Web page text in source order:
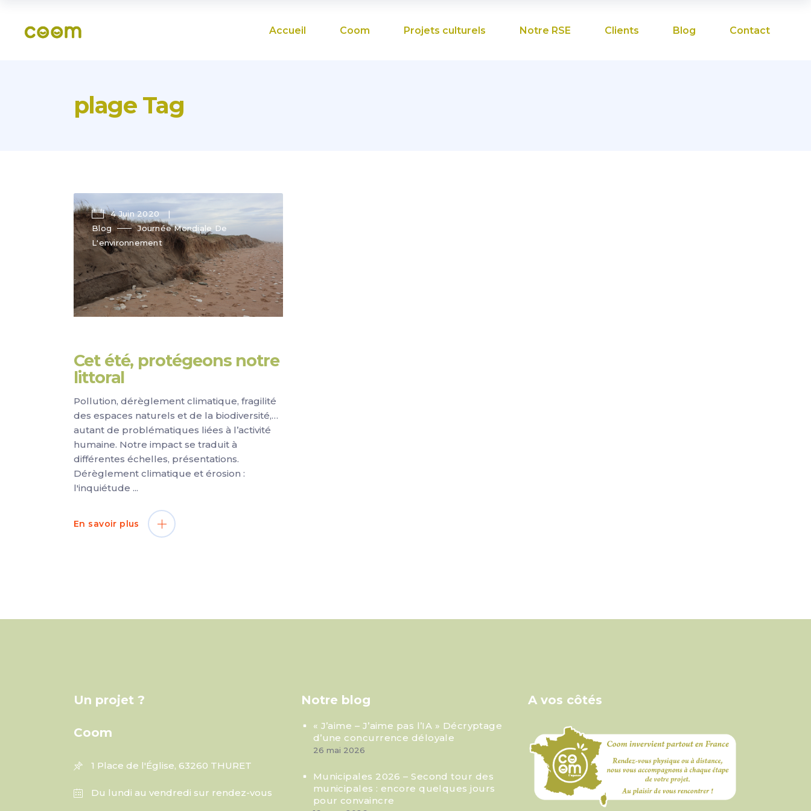
Accueil Coom Projets culturels Notre RSE Clients Blog Contact
plage Tag
4 Juin 2020
Blog
Journée Mondiale De
L'environnement
Cet été, protégeons notre
littoral
Pollution, dérèglement climatique, fragilité
des espaces naturels et de la biodiversité,…
autant de problématiques liées à l’activité
humaine. Notre impact se traduit à
différentes échelles, présentations.
Dérèglement climatique et érosion :
l'inquiétude
En savoir plus
Un projet ?
Coom
1 Place de l'Église, 63260 THURET
Du lundi au vendredi sur rendez-vous
Notre blog
« J’aime – J’aime pas l’IA » Décryptage
d’une concurrence déloyale
26 mai 2026
Municipales 2026 – Second tour des
municipales : encore quelques jours
pour convaincre
A vos côtés